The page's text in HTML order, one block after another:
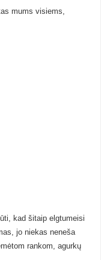
mums visiems,
kad šitaip elgtumeisi
jo niekas neneša
rankom, agurkų